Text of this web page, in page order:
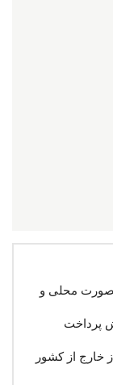
صورت محلی و
پرداخت
خارج از کشور